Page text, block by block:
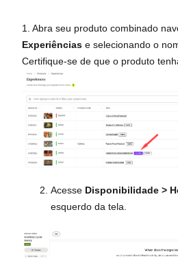
1. Abra seu produto combinado
Experiências e selecionando o
Certifique-se de que o produto
Acesse Disponibilidade >
esquerdo da tela.